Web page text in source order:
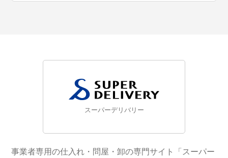
スーパーデリバリー
事業者専用の仕入れ・問屋・卸の専門サイト「スーパー